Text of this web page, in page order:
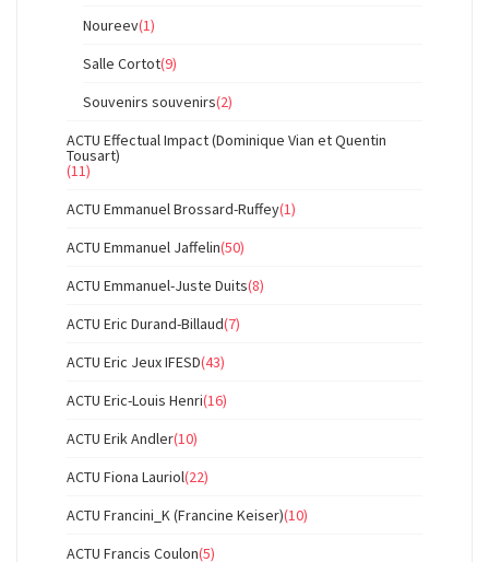
Noureev(1)
Salle Cortot(9)
Souvenirs souvenirs(2)
ACTU Effectual Impact (Dominique Vian et Quentin
Tousart)
(11)
ACTU Emmanuel Brossard-Ruffey(1)
ACTU Emmanuel Jaffelin(50)
ACTU Emmanuel-Juste Duits(8)
ACTU Eric Durand-Billaud(7)
ACTU Eric Jeux IFESD(43)
ACTU Eric-Louis Henri(16)
ACTU Erik Andler(10)
ACTU Fiona Lauriol(22)
ACTU Francini_K (Francine Keiser)(10)
ACTU Francis Coulon(5)